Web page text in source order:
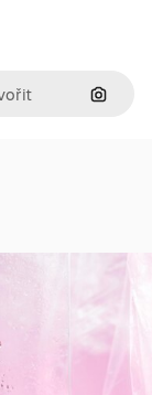
Hledat